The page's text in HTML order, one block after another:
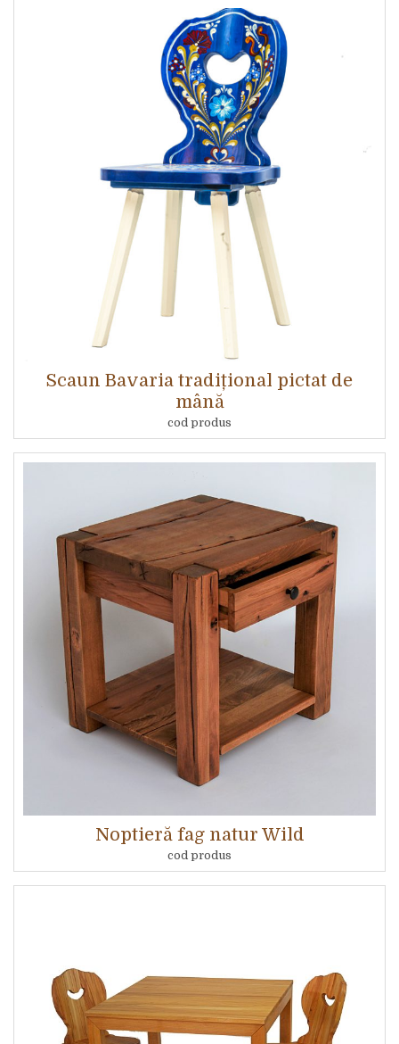
Scaun Bavaria tradițional pictat de
mână
cod produs
Noptieră fag natur Wild
cod produs